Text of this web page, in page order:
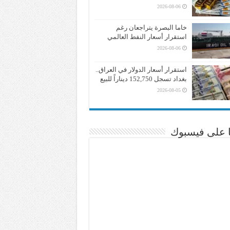
2026-08-06
خاما البصرة يتراجعان رغم
استقرار أسعار النفط العالمي
2026-08-06
استقرار أسعار الدولار في العراق..
بغداد تسجل 152,750 ديناراً للبيع
2026-08-05
على فيسبوك